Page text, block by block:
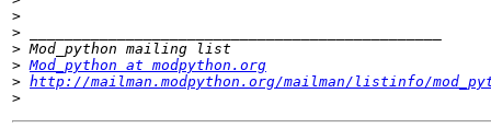
>
>
>
> Mod_python at modpython.org
> http://mailman.modpython.org/mailman/listinfo/
>